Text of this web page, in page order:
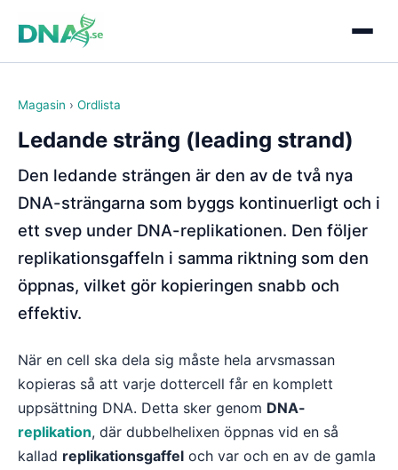
Magasin › Ordlista
Ledande sträng (leading strand)
Den ledande strängen är den av de två nya
DNA-strängarna som byggs kontinuerligt och i
ett svep under DNA-replikationen. Den följer
replikationsgaffeln i samma riktning som den
öppnas, vilket gör kopieringen snabb och
effektiv.
När en cell ska dela sig måste hela arvsmassan
kopieras så att varje dottercell får en komplett
uppsättning DNA. Detta sker genom DNA-
replikation, där dubbelhelixen öppnas vid en så
kallad replikationsgaffel och var och en av de gamla